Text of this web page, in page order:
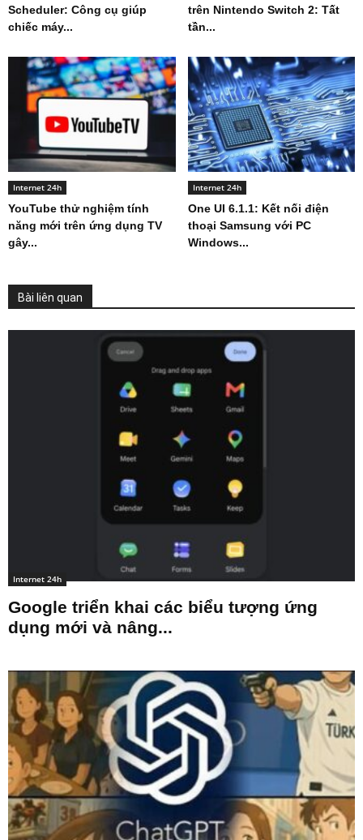
Scheduler: Công cụ giúp
chiếc máy...
trên Nintendo Switch 2: Tất
tần...
Internet 24h
YouTube thử nghiệm tính
năng mới trên ứng dụng TV
gây...
Internet 24h
One UI 6.1.1: Kết nối điện
thoại Samsung với PC
Windows...
Bài liên quan
Internet 24h
Google triển khai các biểu tượng ứng
dụng mới và nâng...